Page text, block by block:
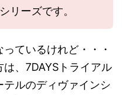
リーズです。
ているけれど・・・
、7DAYSトライアル
ルのディヴァインシ